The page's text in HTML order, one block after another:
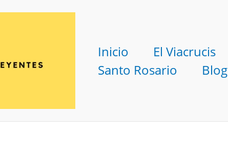
Inicio El Viacrucis
Santo Rosario
Blog